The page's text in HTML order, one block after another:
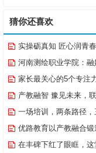
猜你还喜欢
实操砺真知 匠心润青春！
河南测绘职业学院：
家长最关心的5个专注
产教融智 豫见未来，联通数智助力
一场培训，两条路径，三年深
优路教育以产教融合锻
在丰碑下红了眼眶，